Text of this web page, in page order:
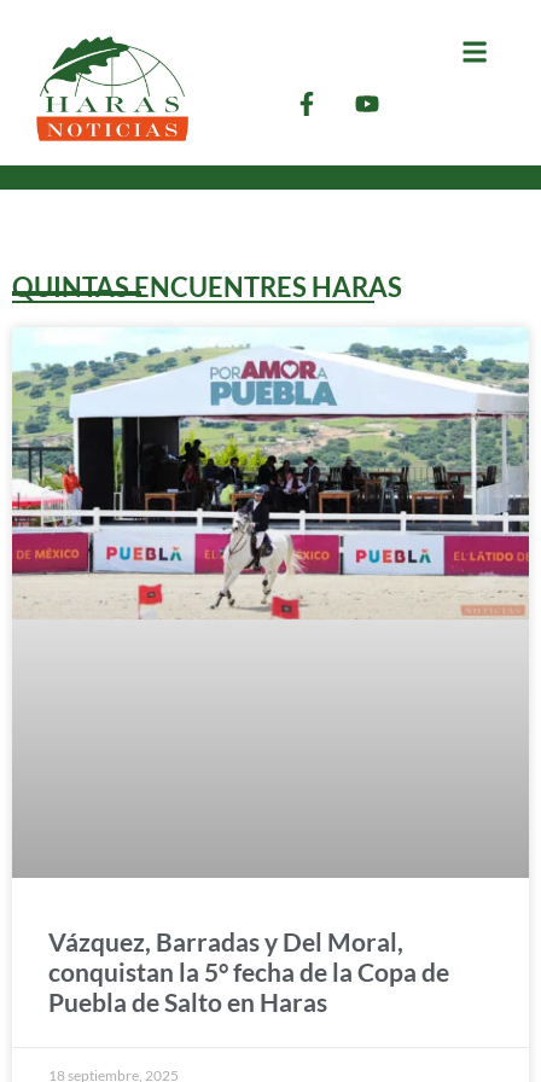
QUINTAS ENCUENTRES HARAS
Vázquez, Barradas y Del Moral,
conquistan la 5° fecha de la Copa de
Puebla de Salto en Haras
18 septiembre, 2025